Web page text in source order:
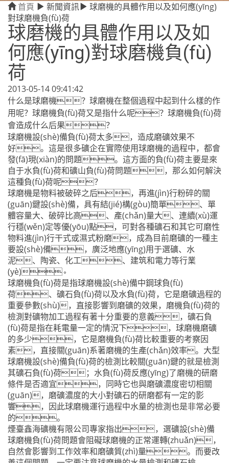
首頁 新聞資訊
球磨機的具體作用以及如何應(yīng)
對球磨機負(fù)荷
球磨機的具體作用以及如
何應(yīng)對球磨機負(fù)
荷
2013-05-14 09:41:42
什么是球磨機？球磨機在整個過程中起到什么樣的作
用呢？球磨機負(fù)荷又是指什么呢？球磨機負(fù)荷
會造成什么后果？
球磨機設(shè)備負(fù)荷太多，造成磨礦效果不
好。這是很多礦企在實際使用球磨機的過程中，都會
發(fā)現(xiàn)的問題。這方面的負(fù)荷主要是來
自于水負(fù)荷和礦山負(fù)荷問題，那么如何解決
這種負(fù)荷呢？
球磨機是物料被破碎之后，再進(jìn)行粉碎的關
(guān)鍵設(shè)備，具有結(jié)構(gòu)簡單、單
體容量大、破碎比高、產(chǎn)量大、連續(xù)運
行穩(wěn)定等優(yōu)點，可對各種礦石和其它可磨性
物料進(jìn)行干式或濕式粉磨，成為目前磨礦的一種主
要設(shè)備，廣泛地應(yīng)用于選礦、水
泥、陶瓷、化工、建筑和電力等行業
(yè)。
球磨機負(fù)荷是指球磨機設(shè)備中鋼球負(fù)
荷、礦石負(fù)荷以及水負(fù)荷，它是磨礦過程的
重要參數(shù)，直接影響到磨礦的效果，磨機負(fù)荷的
檢測對礦物加工過程有著十分重要的意義，礦石負
(fù)荷是指在耗電量一定的情況下，球磨機磨礦
的多少，它是磨機負(fù)荷比較重要的考察因
素，直接關(guān)系著磨機的生產(chǎn)效率。大型
球磨機設(shè)備負(fù)荷的檢測比較關(guān)鍵的就是檢測
其礦石負(fù)荷；水負(fù)荷反應(yīng)了磨機的研磨
條件是否適宜，同時它也與磨礦濃度密切相關
(guān)，磨礦濃度的大小對礦石的研磨都有一定的影
響，因此球磨機運行過程中水量的檢測也是非常必要
的。
煙臺鑫海礦機有限公司專家指出， 選礦設(shè)備
球磨機負(fù)荷問題會阻礙球磨機的正常運轉(zhuǎn)，
自然會影響到工作效率和磨礦質(zhì)量。而要改